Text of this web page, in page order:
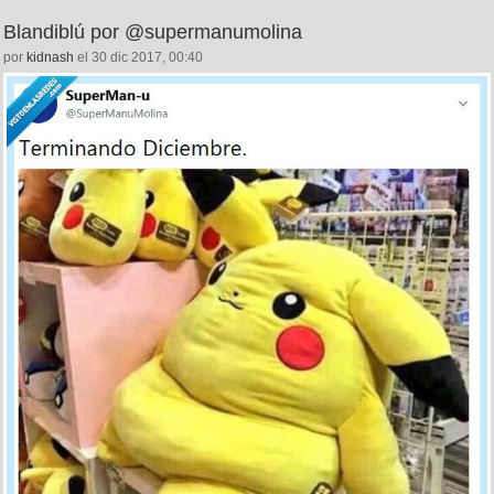
Blandiblú por @supermanumolina
por kidnash el 30 dic 2017, 00:40